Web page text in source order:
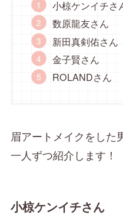
小椋ケンイチさ
数原龍友さん
新田真剣佑さん
金子賢さん
ROLANDさん
眉アートメイクをした
一人ずつ紹介します！
小椋ケンイチさん